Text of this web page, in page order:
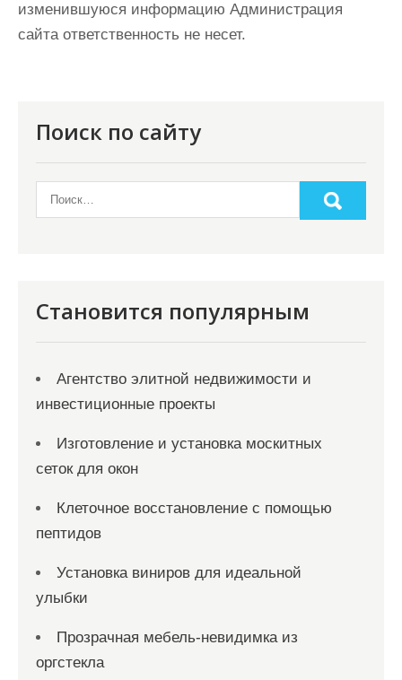
изменившуюся информацию Администрация
сайта ответственность не несет.
Поиск по сайту
Становится популярным
Агентство элитной недвижимости и
инвестиционные проекты
Изготовление и установка москитных
сеток для окон
Клеточное восстановление с помощью
пептидов
Установка виниров для идеальной
улыбки
Прозрачная мебель-невидимка из
оргстекла